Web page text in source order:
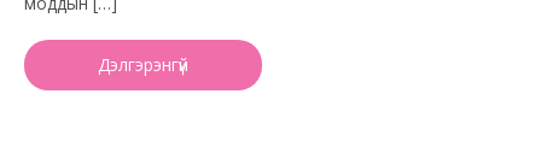
Дэлгэрэнгүй